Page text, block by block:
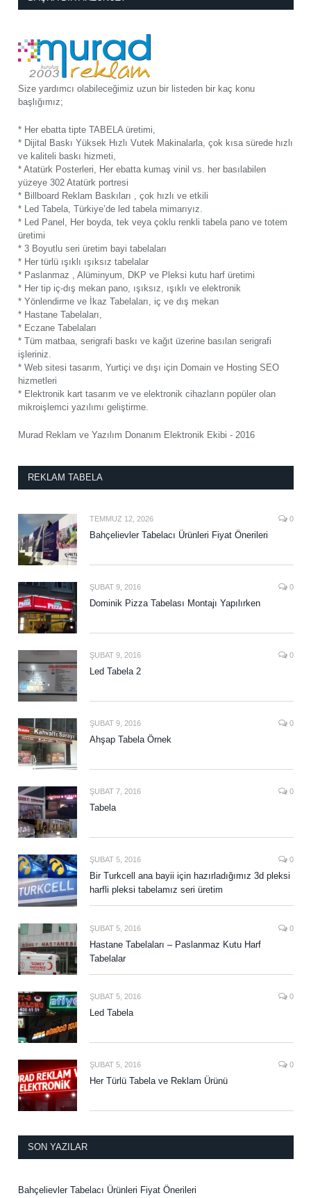
Size yardımcı olabileceğimiz uzun bir listeden bir kaç konu
başlığımız;
* Her ebatta tipte TABELA üretimi,
* Dijital Baskı Yüksek Hızlı Vutek Makinalarla, çok kısa sürede hızlı
ve kaliteli baskı hizmeti,
* Atatürk Posterleri, Her ebatta kumaş vinil vs. her basılabilen
yüzeye 302 Atatürk portresi
* Billboard Reklam Baskıları , çok hızlı ve etkili
* Led Tabela, Türkiye’de led tabela mimarıyız.
* Led Panel, Her boyda, tek veya çoklu renkli tabela pano ve totem
üretimi
* 3 Boyutlu seri üretim bayi tabelaları
* Her türlü ışıklı ışıksız tabelalar
* Paslanmaz , Alüminyum, DKP ve Pleksi kutu harf üretimi
* Her tip iç-dış mekan pano, ışıksız, ışıklı ve elektronik
* Yönlendirme ve İkaz Tabelaları, iç ve dış mekan
* Hastane Tabelaları,
* Eczane Tabelaları
* Tüm matbaa, serigrafi baskı ve kağıt üzerine basılan serigrafi
işleriniz.
* Web sitesi tasarım, Yurtiçi ve dışı için Domain ve Hosting SEO
hizmetleri
* Elektronik kart tasarım ve ve elektronik cihazların popüler olan
mikroişlemci yazılımı geliştirme.
Murad Reklam ve Yazılım Donanım Elektronik Ekibi - 2016
REKLAM TABELA
TEMMUZ 12, 2026 0
Bahçelievler Tabelacı Ürünleri Fiyat Önerileri
ŞUBAT 9, 2016 0
Dominik Pizza Tabelası Montajı Yapılırken
ŞUBAT 9, 2016 0
Led Tabela 2
ŞUBAT 9, 2016 0
Ahşap Tabela Örnek
ŞUBAT 7, 2016 0
Tabela
ŞUBAT 5, 2016 0
Bir Turkcell ana bayii için hazırladığımız 3d pleksi
harfli pleksi tabelamız seri üretim
ŞUBAT 5, 2016 0
Hastane Tabelaları – Paslanmaz Kutu Harf
Tabelalar
ŞUBAT 5, 2016 0
Led Tabela
ŞUBAT 5, 2016 0
Her Türlü Tabela ve Reklam Ürünü
SON YAZILAR
Bahçelievler Tabelacı Ürünleri Fiyat Önerileri